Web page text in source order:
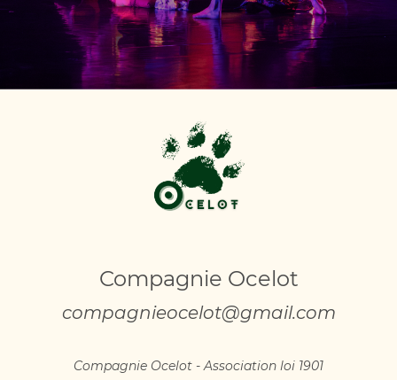
Compagnie Ocelot
compagnieocelot@gmail.com
Compagnie Ocelot - Association loi 1901